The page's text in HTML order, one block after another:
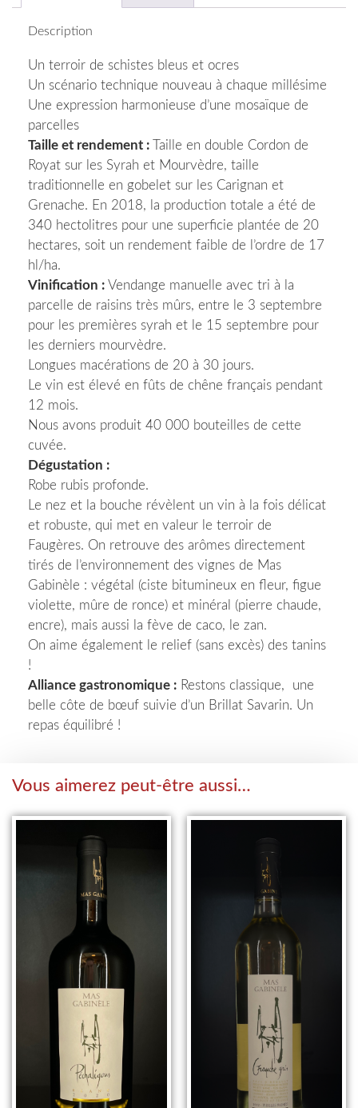
Description
Un terroir de schistes bleus et ocres
Un scénario technique nouveau à chaque millésime
Une expression harmonieuse d’une mosaïque de
parcelles
Taille et rendement : Taille en double Cordon de
Royat sur les Syrah et Mourvèdre, taille
traditionnelle en gobelet sur les Carignan et
Grenache. En 2018, la production totale a été de
340 hectolitres pour une superficie plantée de 20
hectares, soit un rendement faible de l’ordre de 17
hl/ha.
Vinification : Vendange manuelle avec tri à la
parcelle de raisins très mûrs, entre le 3 septembre
pour les premières syrah et le 15 septembre pour
les derniers mourvèdre.
Longues macérations de 20 à 30 jours.
Le vin est élevé en fûts de chêne français pendant
12 mois.
Nous avons produit 40 000 bouteilles de cette
cuvée.
Dégustation :
Robe rubis profonde.
Le nez et la bouche révèlent un vin à la fois délicat
et robuste, qui met en valeur le terroir de
Faugères. On retrouve des arômes directement
tirés de l’environnement des vignes de Mas
Gabinèle : végétal (ciste bitumineux en fleur, figue
violette, mûre de ronce) et minéral (pierre chaude,
encre), mais aussi la fève de caco, le zan.
On aime également le relief (sans excès) des tanins
!
Alliance gastronomique : Restons classique, une
belle côte de bœuf suivie d’un Brillat Savarin. Un
repas équilibré !
Vous aimerez peut-être aussi…